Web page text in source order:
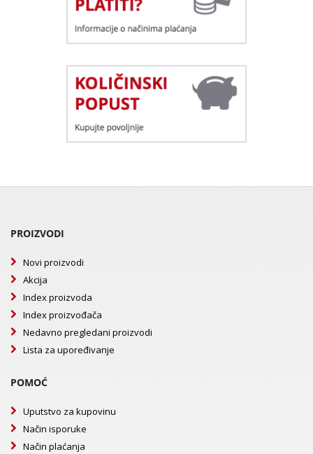
PROIZVODI
Novi proizvodi
Akcija
Index proizvoda
Index proizvođača
Nedavno pregledani proizvodi
Lista za upoređivanje
POMOĆ
Uputstvo za kupovinu
Način isporuke
Način plaćanja